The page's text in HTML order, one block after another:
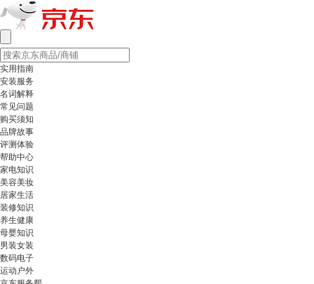
实用指南
安装服务
名词解释
常见问题
购买须知
品牌故事
评测体验
帮助中心
家电知识
美容美妆
居家生活
装修知识
养生健康
母婴知识
男装女装
数码电子
运动户外